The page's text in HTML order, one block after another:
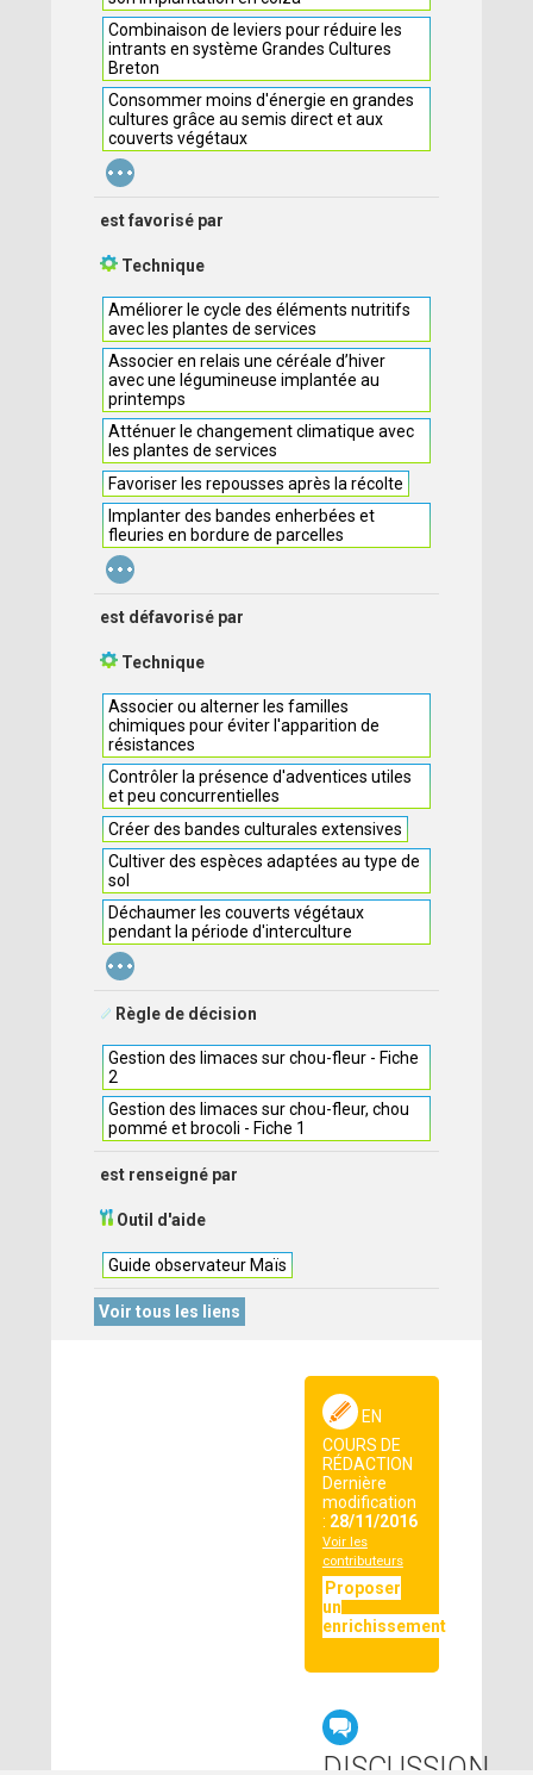
Combinaison de leviers pour réduire les
intrants en système Grandes Cultures
Breton
Consommer moins d'énergie en grandes
cultures grâce au semis direct et aux
couverts végétaux
...
est favorisé par
Technique
Améliorer le cycle des éléments nutritifs
avec les plantes de services
Associer en relais une céréale d’hiver
avec une légumineuse implantée au
printemps
Atténuer le changement climatique avec
les plantes de services
Favoriser les repousses après la récolte
Implanter des bandes enherbées et
fleuries en bordure de parcelles
...
est défavorisé par
Technique
Associer ou alterner les familles
chimiques pour éviter l'apparition de
résistances
Contrôler la présence d'adventices utiles
et peu concurrentielles
Créer des bandes culturales extensives
Cultiver des espèces adaptées au type de
sol
Déchaumer les couverts végétaux
pendant la période d'interculture
...
Règle de décision
Gestion des limaces sur chou-fleur - Fiche
2
Gestion des limaces sur chou-fleur, chou
pommé et brocoli - Fiche 1
est renseigné par
Outil d'aide
Guide observateur Maïs
Voir tous les liens
EN
COURS DE
RÉDACTION
Dernière
modification
: 28/11/2016
Voir les
contributeurs
Proposer
un
enrichissement